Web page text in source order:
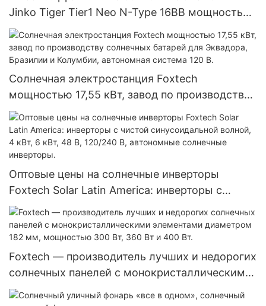
Jinko Tiger Tier1 Neo N-Type 16BB мощностью
590 Вт, 620 Вт, 630 Вт, 650 Вт, двусторонние
модули с двумя батареями.
Солнечная электростанция Foxtech
мощностью 17,55 кВт, завод по производству
солнечных батарей для Эквадора, Бразилии и
Колумбии, автономная система 120 В.
Оптовые цены на солнечные инверторы
Foxtech Solar Latin America: инверторы с
чистой синусоидальной волной, 4 кВт, 6 кВт,
48 В, 120/240 В, автономные солнечные
инверторы.
Foxtech — производитель лучших и недорогих
солнечных панелей с монокристаллическими
элементами диаметром 182 мм, мощностью